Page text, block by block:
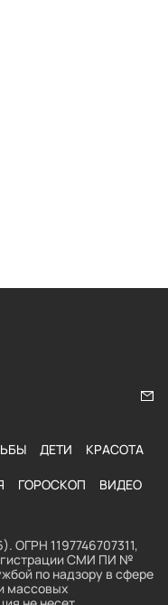
ДЕТИ КРАСОТА
ГОРОСКОП ВИДЕО
ОГРН 1197746707311,
СМИ ПИ №
по надзору в сфере
массовых